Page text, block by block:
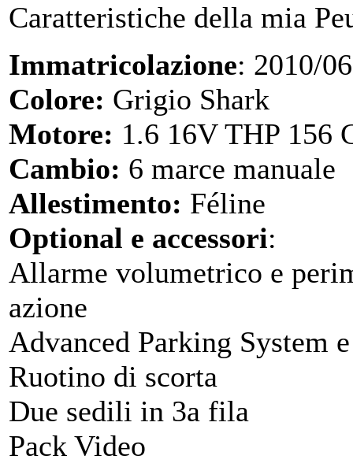
Caratteristiche della mia
Immatricolazione: 2010/06
Colore: Grigio Shark
Motore: 1.6 16V THP 156
Cambio: 6 marce manuale
Allestimento: Féline
Optional e accessori:
Allarme volumetrico e
azione
Advanced Parking System
Ruotino di scorta
Due sedili in 3a fila
Pack Video